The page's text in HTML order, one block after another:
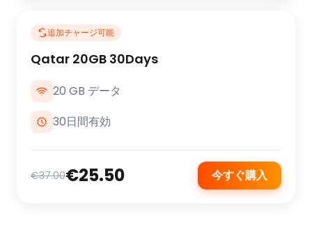
追加チャージ可能
Qatar 20GB 30Days
20 GB データ
30日間有効
€37.00€25.50 今すぐ購入